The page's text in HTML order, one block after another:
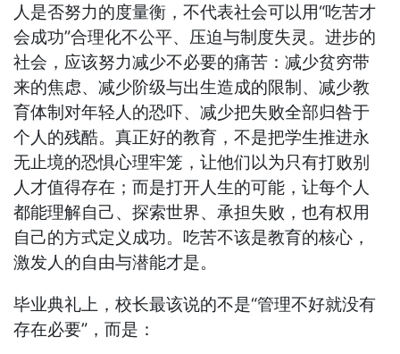
人是否努力的度量衡，不代表社会可以用“吃苦才
会成功”合理化不公平、压迫与制度失灵。进步的
社会，应该努力减少不必要的痛苦：减少贫穷带
来的焦虑、减少阶级与出生造成的限制、减少教
育体制对年轻人的恐吓、减少把失败全部归咎于
个人的残酷。真正好的教育，不是把学生推进永
无止境的恐惧心理牢笼，让他们以为只有打败别
人才值得存在；而是打开人生的可能，让每个人
都能理解自己、探索世界、承担失败，也有权用
自己的方式定义成功。吃苦不该是教育的核心，
激发人的自由与潜能才是。
毕业典礼上，校长最该说的不是“管理不好就没有
存在必要”，而是：